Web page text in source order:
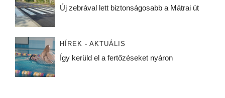
Új zebrával lett biztonságosabb a Mátrai út
HÍREK - AKTUÁLIS
Így kerüld el a fertőzéseket nyáron